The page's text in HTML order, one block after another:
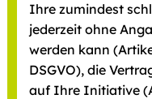
Ihre zumindest
jederzeit ohne
werden kann
DSGVO), die
auf Ihre Initiative